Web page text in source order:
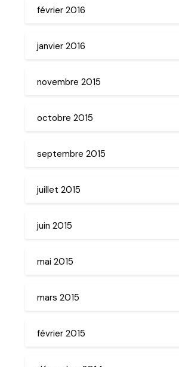
février 2016
janvier 2016
novembre 2015
octobre 2015
septembre 2015
juillet 2015
juin 2015
mai 2015
mars 2015
février 2015